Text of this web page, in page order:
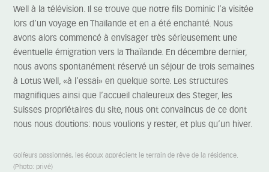
Well à la télévision. Il se trouve que notre fils Dominic l’a visitée
lors d’un voyage en Thaïlande et en a été enchanté. Nous
avons alors commencé à envisager très sérieusement une
éventuelle émigration vers la Thaïlande. En décembre dernier,
nous avons spontanément réservé un séjour de trois semaines
à Lotus Well, «à l’essai» en quelque sorte. Les structures
magnifiques ainsi que l’accueil chaleureux des Steger, les
Suisses propriétaires du site, nous ont convaincus de ce dont
nous nous doutions: nous voulions y rester, et plus qu’un hiver.
Golfeurs passionnés, les époux apprécient le terrain de rêve de la résidence.
(Photo: privé)